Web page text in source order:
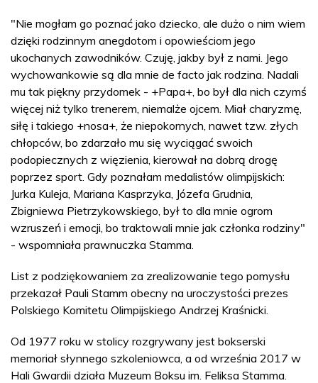
"Nie mogłam go poznać jako dziecko, ale dużo o nim wiem
dzięki rodzinnym anegdotom i opowieściom jego
ukochanych zawodników. Czuję, jakby był z nami. Jego
wychowankowie są dla mnie de facto jak rodzina. Nadali
mu tak piękny przydomek - +Papa+, bo był dla nich czymś
więcej niż tylko trenerem, niemalże ojcem. Miał charyzmę,
siłę i takiego +nosa+, że niepokornych, nawet tzw. złych
chłopców, bo zdarzało mu się wyciągać swoich
podopiecznych z więzienia, kierował na dobrą drogę
poprzez sport. Gdy poznałam medalistów olimpijskich:
Jurka Kuleja, Mariana Kasprzyka, Józefa Grudnia,
Zbigniewa Pietrzykowskiego, był to dla mnie ogrom
wzruszeń i emocji, bo traktowali mnie jak członka rodziny"
- wspomniała prawnuczka Stamma.
List z podziękowaniem za zrealizowanie tego pomysłu
przekazał Pauli Stamm obecny na uroczystości prezes
Polskiego Komitetu Olimpijskiego Andrzej Kraśnicki.
Od 1977 roku w stolicy rozgrywany jest bokserski
memoriał słynnego szkoleniowca, a od września 2017 w
Hali Gwardii działa Muzeum Boksu im. Feliksa Stamma.